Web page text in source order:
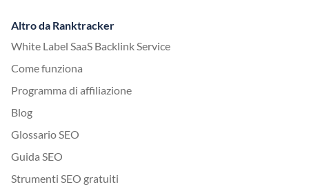
Altro da Ranktracker
White Label SaaS Backlink Service
Come funziona
Programma di affiliazione
Blog
Glossario SEO
Guida SEO
Strumenti SEO gratuiti